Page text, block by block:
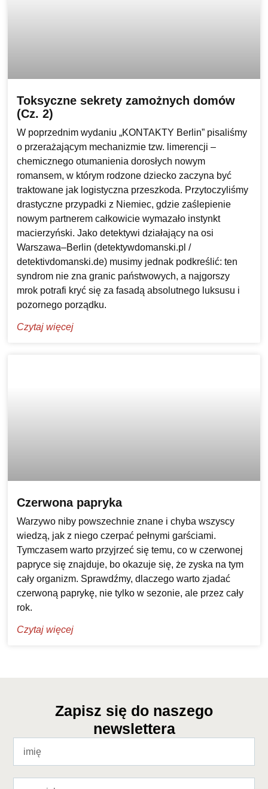
Toksyczne sekrety zamożnych domów
(Cz. 2)
W poprzednim wydaniu „KONTAKTY Berlin” pisaliśmy
o przerażającym mechanizmie tzw. limerencji –
chemicznego otumanienia dorosłych nowym
romansem, w którym rodzone dziecko zaczyna być
traktowane jak logistyczna przeszkoda. Przytoczyliśmy
drastyczne przypadki z Niemiec, gdzie zaślepienie
nowym partnerem całkowicie wymazało instynkt
macierzyński. Jako detektywi działający na osi
Warszawa–Berlin (detektywdomanski.pl /
detektivdomanski.de) musimy jednak podkreślić: ten
syndrom nie zna granic państwowych, a najgorszy
mrok potrafi kryć się za fasadą absolutnego luksusu i
pozornego porządku.
Czytaj więcej
Czerwona papryka
Warzywo niby powszechnie znane i chyba wszyscy
wiedzą, jak z niego czerpać pełnymi garściami.
Tymczasem warto przyjrzeć się temu, co w czerwonej
papryce się znajduje, bo okazuje się, że zyska na tym
cały organizm. Sprawdźmy, dlaczego warto zjadać
czerwoną paprykę, nie tylko w sezonie, ale przez cały
rok.
Czytaj więcej
Zapisz się do naszego
newslettera